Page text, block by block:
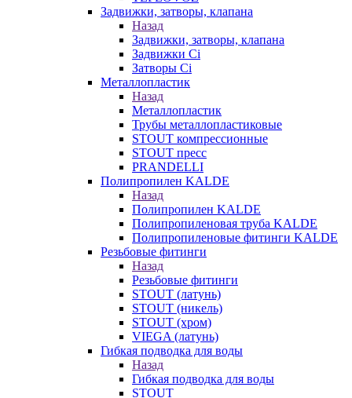
Задвижки, затворы, клапана
Назад
Задвижки, затворы, клапана
Задвижки Ci
Затворы Ci
Металлопластик
Назад
Металлопластик
Трубы металлопластиковые
STOUT компрессионные
STOUT пресс
PRANDELLI
Полипропилен KALDE
Назад
Полипропилен KALDE
Полипропиленовая труба KALDE
Полипропиленовые фитинги KALDE
Резьбовые фитинги
Назад
Резьбовые фитинги
STOUT (латунь)
STOUT (никель)
STOUT (хром)
VIEGA (латунь)
Гибкая подводка для воды
Назад
Гибкая подводка для воды
STOUT